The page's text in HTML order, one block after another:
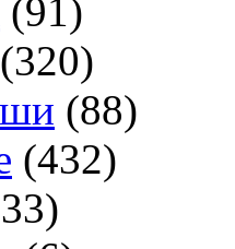
(91)
(320)
(88)
(432)